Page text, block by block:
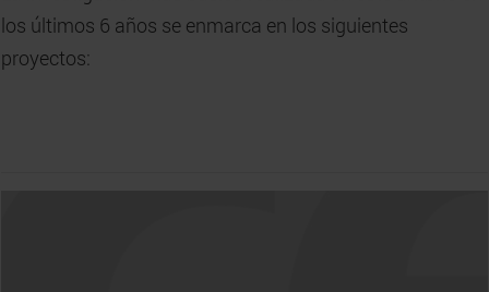
los últimos 6 años se enmarca en los siguientes
proyectos: